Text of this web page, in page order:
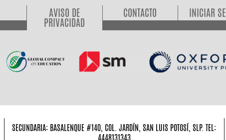
AVISO DE
PRIVACIDAD
CONTACTO INICIAR
SECUNDARIA: BASALENQUE #140, COL. JARDÍN, SAN LUIS POTOSÍ, SLP. TEL: